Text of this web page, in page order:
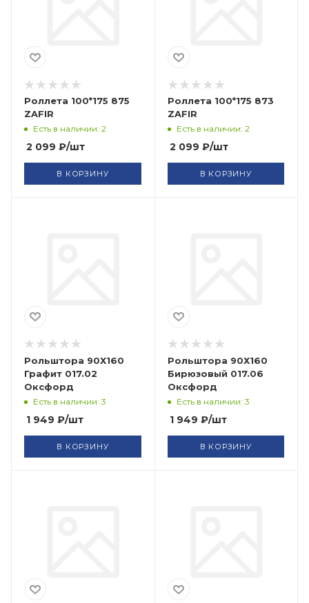
Роллета 100*175 875
ZAFIR
Есть в наличии: 2
2 099 ₽/шт
В КОРЗИНУ
Роллета 100*175 873
ZAFIR
Есть в наличии: 2
2 099 ₽/шт
В КОРЗИНУ
Рольштора 90Х160
Графит 017.02
Оксфорд
Есть в наличии: 3
1 949 ₽/шт
В КОРЗИНУ
Рольштора 90Х160
Бирюзовый 017.06
Оксфорд
Есть в наличии: 3
1 949 ₽/шт
В КОРЗИНУ